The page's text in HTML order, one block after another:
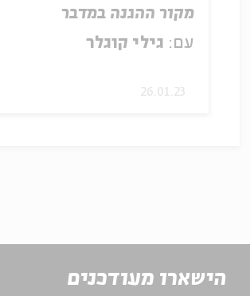
מקור ההגנה במדבר
עם: גילי קוגלר
26.01.23
הישארו מעודכנים